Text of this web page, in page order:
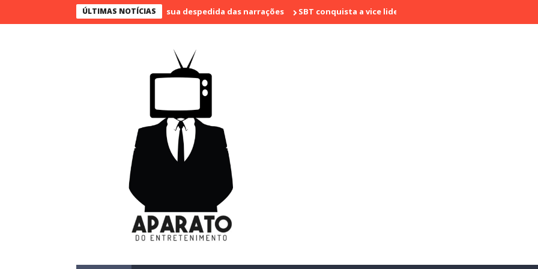
ÚLTIMAS NOTÍCIAS
narra o último jogo e marca sua despedida das narrações SBT conquista a vice liderança com "Bake Off Brasil" e "SBT Brasil";